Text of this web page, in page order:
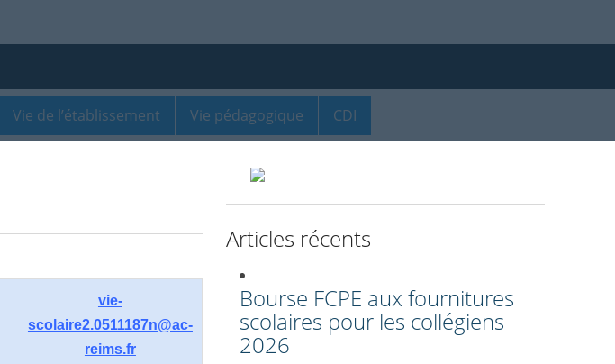
Vie de l’établissement Vie pédagogique CDI
vie-
scolaire2.0511187n@ac-
reims.fr
Articles récents
Bourse FCPE aux fournitures
scolaires pour les collégiens
2026